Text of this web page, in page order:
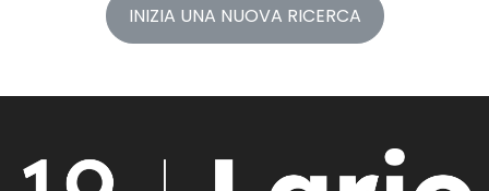
INIZIA UNA NUOVA RICERCA